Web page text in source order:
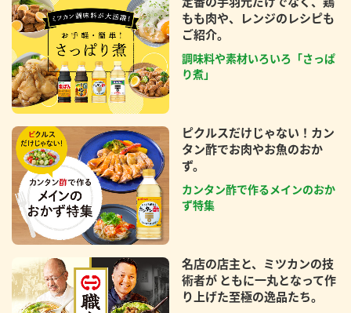
もも肉や、レンジのレシピも
ご紹介。
調味料や素材いろいろ「さっぱ
り煮」
ピクルスだけじゃない！カン
タン酢でお肉やお魚のおか
ず。
カンタン酢で作るメインのおか
ず特集
名店の店主と、ミツカンの技
術者が ともに一丸となって作
り上げた至極の逸品たち。